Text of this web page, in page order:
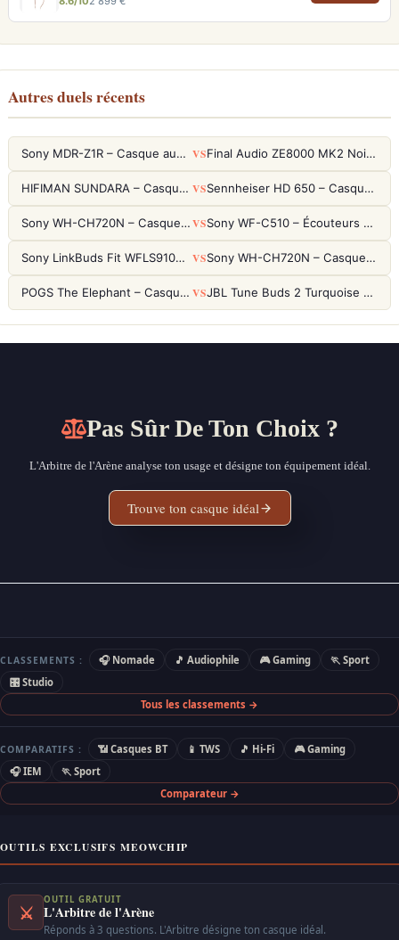
Autres duels récents
Sony MDR-Z1R – Casque audiophile fermé haute résolution VS Final Audio ZE8000 MK2 Noir – Écouteurs True Wireless audiophiles 8K Sound
HIFIMAN SUNDARA – Casque Planar Magnetic Ouvert Over-Ear Audiophile VS Sennheiser HD 650 – Casque audiophile ouvert pour l'écoute analytique
Sony WH-CH720N – Casque ANC 35h, Ultra-léger (192g) avec Processeur V1 VS Sony WF-C510 – Écouteurs True Wireless compacts, autonomie 22h et multipoint
Sony LinkBuds Fit WFLS910NW Blanc – Écouteurs Sport Ailes ANC VS Sony WH-CH720N – Casque ANC 35h, Ultra-léger (192g) avec Processeur V1
POGS The Elephant – Casque Filaire Enfants 85dB POGS-Safe™ (Éco-Responsable) VS JBL Tune Buds 2 Turquoise – Écouteurs True Wireless avec ANC et autonomie 48h
Pas Sûr De Ton Choix ?
L'Arbitre de l'Arène analyse ton usage et désigne ton équipement idéal.
Trouve ton casque idéal
CLASSEMENTS : 🎧 Nomade 🎵 Audiophile 🎮 Gaming
🏃 Sport
🎛 Studio
Tous les classements →
COMPARATIFS : 📶 Casques BT 📱 TWS 🎵 Hi-Fi
🎮 Gaming
🎧 IEM
🏃 Sport
Comparateur →
OUTILS EXCLUSIFS MEOWCHIP
⚔
OUTIL GRATUIT
L'Arbitre de l'Arène
Réponds à 3 questions. L'Arbitre désigne ton casque idéal.